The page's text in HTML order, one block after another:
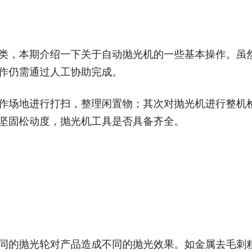
，本期介绍一下关于自动抛光机的一些基本操作。
需通过人工协助完成。
场地进行打扫，整理闲置物；其次对抛光机进行整机
松动度，抛光机工具是否具备齐全。
的抛光轮对产品造成不同的抛光效果。如金属去毛